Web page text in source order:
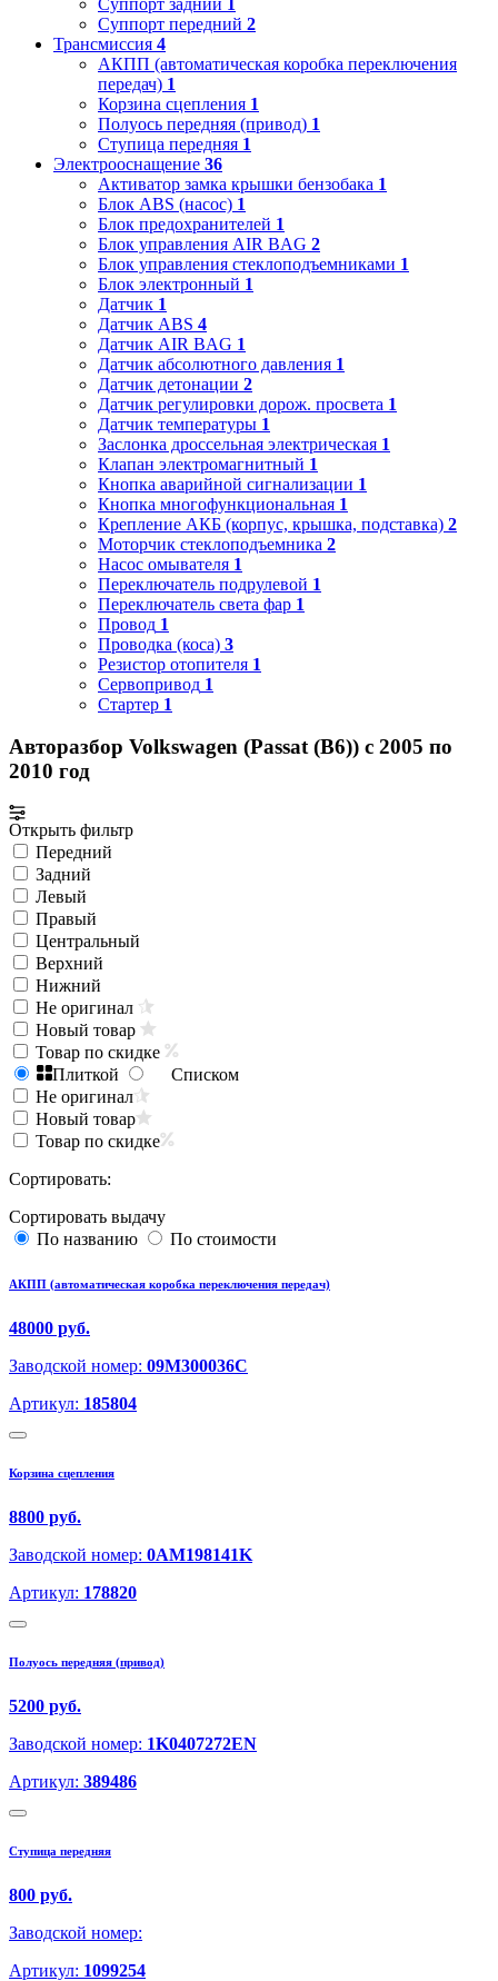
Суппорт передний 2
Трансмиссия 4
АКПП (автоматическая коробка переключения
передач) 1
Корзина сцепления 1
Полуось передняя (привод) 1
Ступица передняя 1
Электрооснащение 36
Активатор замка крышки бензобака 1
Блок ABS (насос) 1
Блок предохранителей 1
Блок управления AIR BAG 2
Блок управления стеклоподъемниками 1
Блок электронный 1
Датчик 1
Датчик ABS 4
Датчик AIR BAG 1
Датчик абсолютного давления 1
Датчик детонации 2
Датчик регулировки дорож. просвета 1
Датчик температуры 1
Заслонка дроссельная электрическая 1
Клапан электромагнитный 1
Кнопка аварийной сигнализации 1
Кнопка многофункциональная 1
Крепление АКБ (корпус, крышка, подставка) 2
Моторчик стеклоподъемника 2
Насос омывателя 1
Переключатель подрулевой 1
Переключатель света фар 1
Провод 1
Проводка (коса) 3
Резистор отопителя 1
Сервопривод 1
Стартер 1
Авторазбор Volkswagen (Passat (B6)) с 2005 по
2010 год
Открыть фильтр
Передний
Задний
Левый
Правый
Центральный
Верхний
Нижний
Не оригинал
Новый товар
Товар по скидке
Плиткой
Списком
Не оригинал
Новый товар
Товар по скидке
Сортировать:
Сортировать выдачу
По названию
По стоимости
АКПП (автоматическая коробка переключения передач)
48000 руб.
Заводской номер: 09M300036C
Артикул: 185804
Корзина сцепления
8800 руб.
Заводской номер: 0AM198141K
Артикул: 178820
Полуось передняя (привод)
5200 руб.
Заводской номер: 1K0407272EN
Артикул: 389486
Ступица передняя
800 руб.
Заводской номер:
Артикул: 1099254